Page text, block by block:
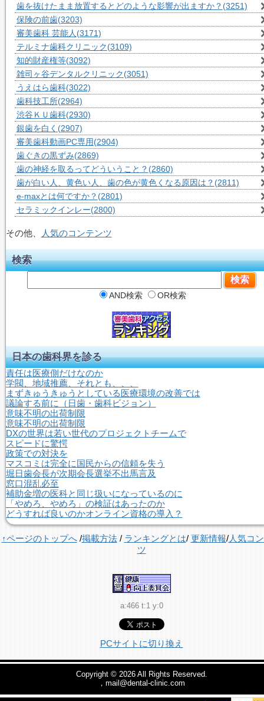
歯を抜けたまま放置するとどのような影響が出ますか？ (3251)
保険の前歯(3203)
審美歯科 芸能人(3171)
テルミナ歯科クリニック(3109)
知的財産権等(3092)
雑司ヶ谷デンタルクリニック(3051)
うえはら歯科(3022)
歯科技工所(2964)
渋谷ＫＵ歯科(2930)
銀歯を白く (2907)
審美歯科動画PC専用(2904)
歯ぐきの黒ずみ(2869)
歯の神経を取るってどういうこと？ (2860)
歯が白い人、黄色い人、歯の色が黄色くなる原因は？ (2811)
e-maxとは何ですか？ (2801)
セラミックインレー(2800)
その他、 人気のコンテンツ
検索
AND検索 OR検索
日本の歯科界を診る
責任は医療側だけなのか
学閥、地域推薦、それとも、、、
まずきゅうきゅうとしている医療環境の改善では
議論する前に（日歯・歯科ビジョン）
意味不明の出荷制限
意味不明の出荷制限
DXの世界は若い世代のプロジェクトチームで
スピードに驚愕
政策での対決を
マスコミは完全に国民からの信頼を失う
堀日歯会長が次期会長選挙不出馬言及
窓口混乱必至
補助金増の医科と同じ扱いになっているのに
「やめろ、やめろ」の検証はあったのか
どうすれば良いのかオンライン資格の導入？
↑ページのトップへ/掲載方法/ ランキングとは/ 更新情報/人気コ
ツ
a:466 t:1 y:0
PCサイトに切り換え
Copyright © 2026 All Rights Reserved.
，mail@dental-clinic.com